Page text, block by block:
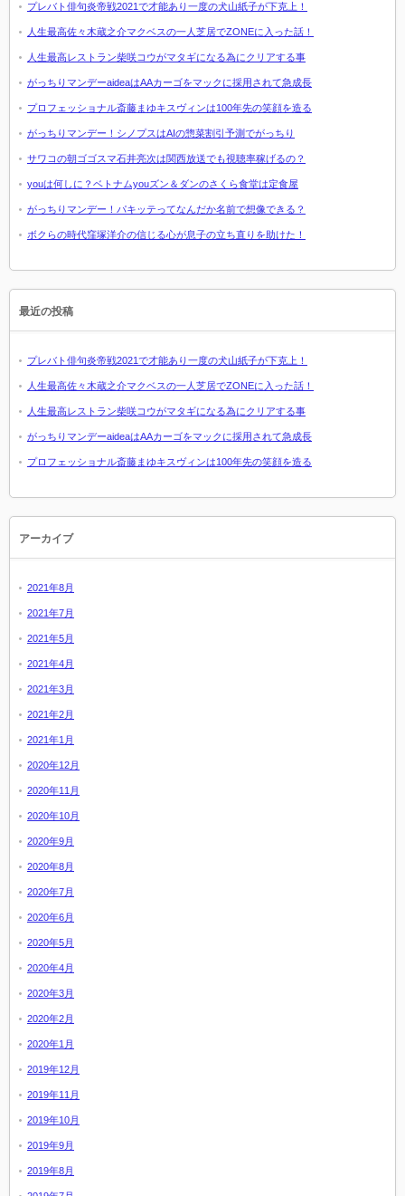
プレバト俳句炎帝戦2021で才能あり一度の犬山紙子が下克上！
人生最高佐々木蔵之介マクベスの一人芝居でZONEに入った話！
人生最高レストラン柴咲コウがマタギになる為にクリアする事
がっちりマンデーaideaはAAカーゴをマックに採用されて急成長
プロフェッショナル斎藤まゆキスヴィンは100年先の笑顔を造る
がっちりマンデー！シノプスはAIの惣菜割引予測でがっちり
サワコの朝ゴゴスマ石井亮次は関西放送でも視聴率稼げるの？
youは何しに？ベトナムyouズン＆ダンのさくら食堂は定食屋
がっちりマンデー！パキッテってなんだか名前で想像できる？
ボクらの時代窪塚洋介の信じる心が息子の立ち直りを助けた！
最近の投稿
プレバト俳句炎帝戦2021で才能あり一度の犬山紙子が下克上！
人生最高佐々木蔵之介マクベスの一人芝居でZONEに入った話！
人生最高レストラン柴咲コウがマタギになる為にクリアする事
がっちりマンデーaideaはAAカーゴをマックに採用されて急成長
プロフェッショナル斎藤まゆキスヴィンは100年先の笑顔を造る
アーカイブ
2021年8月
2021年7月
2021年5月
2021年4月
2021年3月
2021年2月
2021年1月
2020年12月
2020年11月
2020年10月
2020年9月
2020年8月
2020年7月
2020年6月
2020年5月
2020年4月
2020年3月
2020年2月
2020年1月
2019年12月
2019年11月
2019年10月
2019年9月
2019年8月